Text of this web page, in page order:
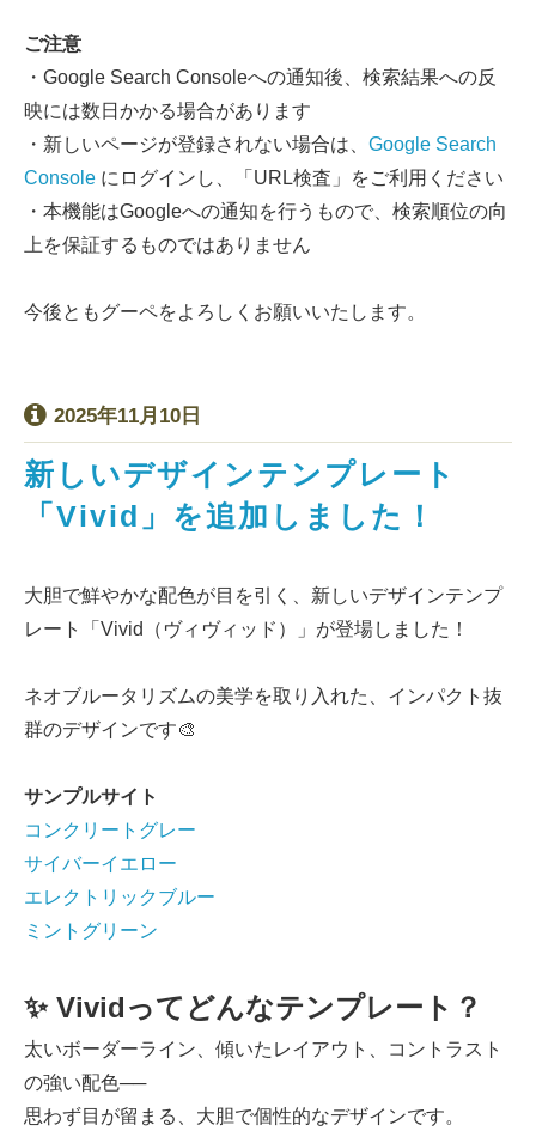
ご注意
・Google Search Consoleへの通知後、検索結果への反
映には数日かかる場合があります
・新しいページが登録されない場合は、 Google Search
Console にログインし、「URL検査」をご利用ください
・本機能はGoogleへの通知を行うもので、検索順位の向
上を保証するものではありません
今後ともグーペをよろしくお願いいたします。
2025年11月10日
新しいデザインテンプレート
「Vivid」を追加しました！
大胆で鮮やかな配色が目を引く、新しいデザインテンプ
レート「Vivid（ヴィヴィッド）」が登場しました！
ネオブルータリズムの美学を取り入れた、インパクト抜
群のデザインです🎨
サンプルサイト
コンクリートグレー
サイバーイエロー
エレクトリックブルー
ミントグリーン
✨ Vividってどんなテンプレート？
太いボーダーライン、傾いたレイアウト、コントラスト
の強い配色──
思わず目が留まる、大胆で個性的なデザインです。